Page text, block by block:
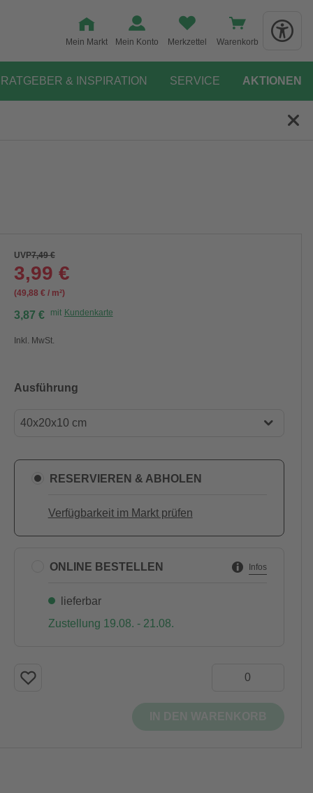
Mein Markt Mein Konto Merkzettel Warenkorb
RATGEBER & INSPIRATION SERVICE AKTIONEN
UVP7,49 €
3,99 €
(49,88 € / m²)
3,87 € mit Kundenkarte
Inkl. MwSt.
Ausführung
40x20x10 cm
40x20x20 cm
RESERVIEREN & ABHOLEN
Verfügbarkeit im Markt prüfen
ONLINE BESTELLEN Infos
lieferbar
Zustellung 19.08. - 21.08.